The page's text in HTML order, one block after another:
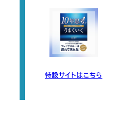
特設サイトはこちら